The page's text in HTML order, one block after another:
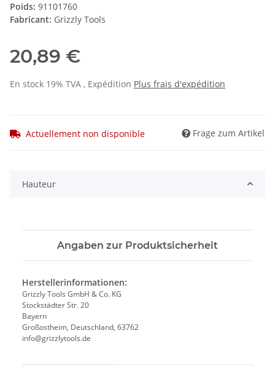
Poids: 91101760
Fabricant: Grizzly Tools
20,89 €
En stock 19% TVA , Expédition Plus frais d'expédition
Actuellement non disponible Frage zum Artikel
Hauteur
Angaben zur Produktsicherheit
Herstellerinformationen:
Grizzly Tools GmbH & Co. KG
Stockstädter Str. 20
Bayern
Großostheim, Deutschland, 63762
info@grizzlytools.de